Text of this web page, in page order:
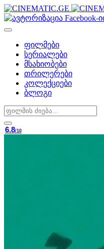
ფილმები
სერიალები
მსახიობები
თრილერები
კოლექციები
ბლოგი
6.8/10